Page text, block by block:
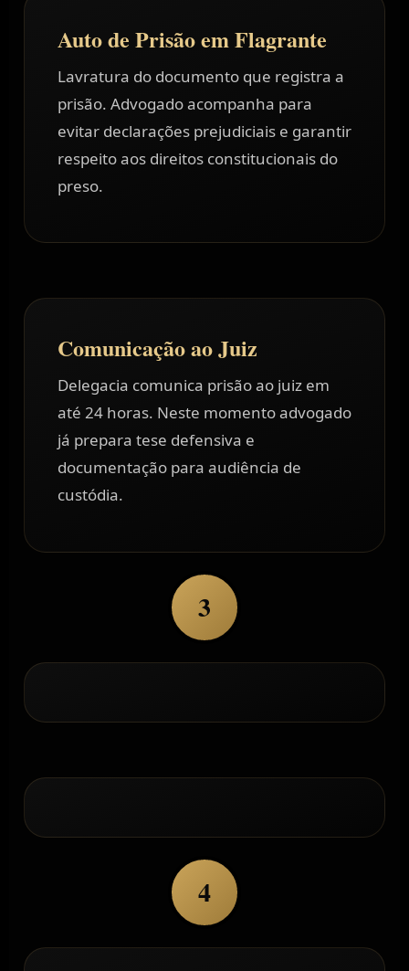
Auto de Prisão em Flagrante
Lavratura do documento que registra a
prisão. Advogado acompanha para
evitar declarações prejudiciais e garantir
respeito aos direitos constitucionais do
preso.
Comunicação ao Juiz
Delegacia comunica prisão ao juiz em
até 24 horas. Neste momento advogado
já prepara tese defensiva e
documentação para audiência de
custódia.
3
4